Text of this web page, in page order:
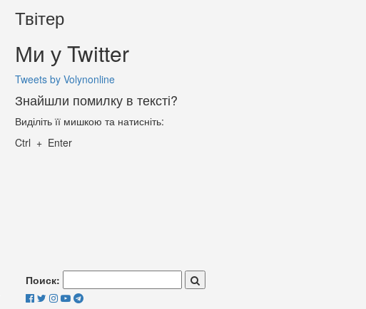
Твітер
Ми у Twitter
Tweets by Volynonline
Знайшли помилку в тексті?
Виділіть її мишкою та натисніть:
Ctrl + Enter
Поиск: